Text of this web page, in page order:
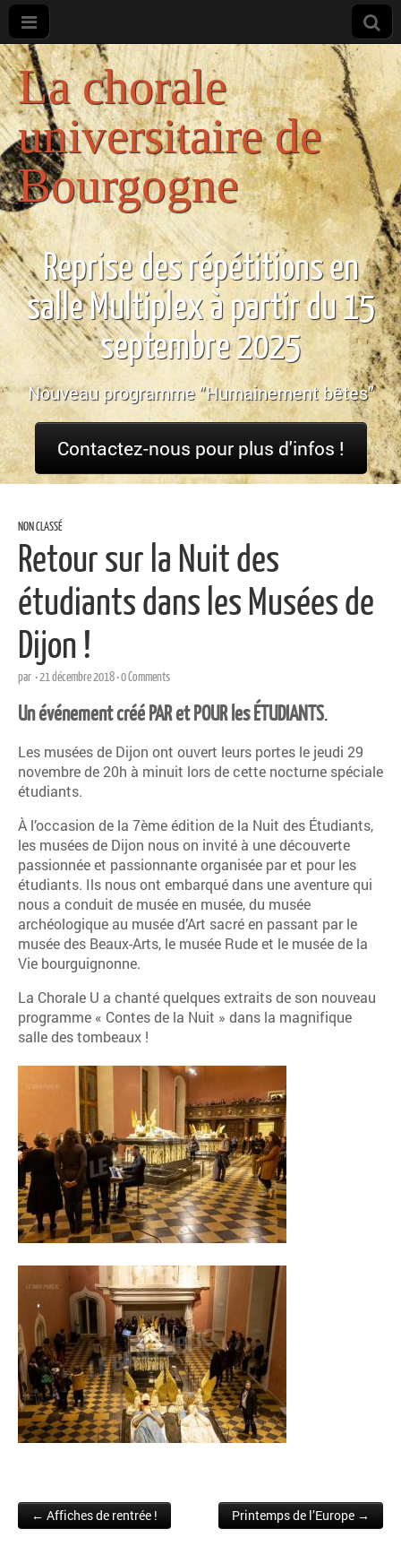
La chorale
universitaire de
Bourgogne
Reprise des répétitions en
salle Multiplex à partir du 15
septembre 2025
Nouveau programme "Humainement bêtes"
Contactez-nous pour plus d'infos !
NON CLASSÉ
Retour sur la Nuit des
étudiants dans les Musées de
Dijon !
par •21 décembre 2018•0 Comments
Un événement créé PAR et POUR les ÉTUDIANTS.
Les musées de Dijon ont ouvert leurs portes le jeudi 29
novembre de 20h à minuit lors de cette nocturne spéciale
étudiants.
À l’occasion de la 7ème édition de la Nuit des Étudiants,
les musées de Dijon nous on invité à une découverte
passionnée et passionnante organisée par et pour les
étudiants. Ils nous ont embarqué dans une aventure qui
nous a conduit de musée en musée, du musée
archéologique au musée d’Art sacré en passant par le
musée des Beaux-Arts, le musée Rude et le musée de la
Vie bourguignonne.
La Chorale U a chanté quelques extraits de son nouveau
programme « Contes de la Nuit » dans la magnifique
salle des tombeaux !
Post navigation
← Affiches de rentrée ! Printemps de l’Europe →